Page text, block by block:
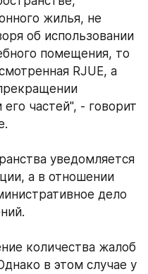
жилья, не
об использовании
помещения, то
RJUE, а
частей", - говорит
уведомляется
а в отношении
дело
количества жалоб
в этом случае у